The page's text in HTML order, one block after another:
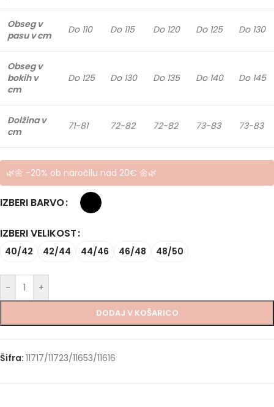
Obseg v
pasu v cm
Do 110 Do 115 Do 120 Do 125 Do 130
Obseg v
bokih v
cm
Do 125 Do 130 Do 135 Do 140 Do 145
Dolžina v
cm
71-81 72-82 72-82 73-83 73-83
🌿🌼 -20% ob naročilu nad 20€ 🌼🌿
IZBERI BARVO
IZBERI VELIKOST
40/42 42/44 44/46 46/48 48/50
- +
DODAJ V KOŠARICO
Šifra: 11717/11723/11653/11616